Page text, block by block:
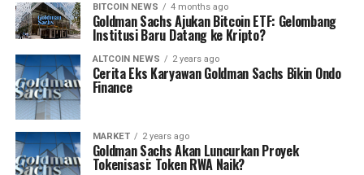
BITCOIN NEWS 4 months ago
Goldman Sachs Ajukan Bitcoin ETF: Gelombang
Institusi Baru Datang ke Kripto?
ALTCOIN NEWS 2 years ago
Cerita Eks Karyawan Goldman Sachs Bikin Ondo
Finance
MARKET 2 years ago
Goldman Sachs Akan Luncurkan Proyek
Tokenisasi: Token RWA Naik?